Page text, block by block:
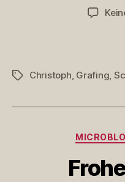
Schlagwörter
Christoph, Grafing,